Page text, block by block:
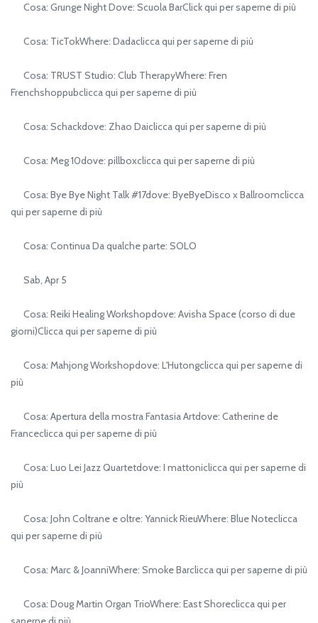
Cosa: Grunge Night Dove: Scuola BarClick qui per saperne di più
Cosa: TicTokWhere: Dadaclicca qui per saperne di più
Cosa: TRUST Studio: Club TherapyWhere: Fren
Frenchshoppubclicca qui per saperne di più
Cosa: Schackdove: Zhao Daiclicca qui per saperne di più
Cosa: Meg 10dove: pillboxclicca qui per saperne di più
Cosa: Bye Bye Night Talk #17dove: ByeByeDisco x Ballroomclicca
qui per saperne di più
Cosa: Continua Da qualche parte: SOLO
Sab, Apr 5
Cosa: Reiki Healing Workshopdove: Avisha Space (corso di due
giorni)Clicca qui per saperne di più
Cosa: Mahjong Workshopdove: L'Hutongclicca qui per saperne di
più
Cosa: Apertura della mostra Fantasia Artdove: Catherine de
Franceclicca qui per saperne di più
Cosa: Luo Lei Jazz Quartetdove: I mattoniclicca qui per saperne di
più
Cosa: John Coltrane e oltre: Yannick RieuWhere: Blue Noteclicca
qui per saperne di più
Cosa: Marc & JoanniWhere: Smoke Barclicca qui per saperne di più
Cosa: Doug Martin Organ TrioWhere: East Shoreclicca qui per